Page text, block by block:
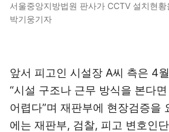
서울중앙지방법원 판사가 CCTV 설치현
박기웅기자
앞서 피고인 시설장 A씨 측은 4
“시설 구조나 근무 방식을 본다
어렵다”며 재판부에 현장검증을
에는 재판부, 검찰, 피고 변호인